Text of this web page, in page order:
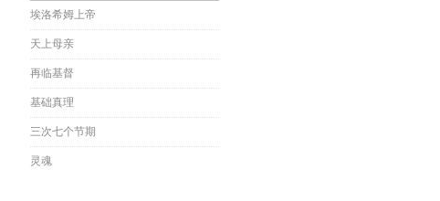
埃洛希姆上帝
天上母亲
再临基督
基础真理
三次七个节期
灵魂